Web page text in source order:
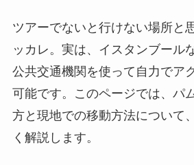
ツアーでないと行けない場所と
ッカレ。実は、イスタンブール
公共交通機関を使って自力でア
可能です。このページでは、パ
方と現地での移動方法について
く解説します。